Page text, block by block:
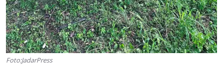
Foto:JadarPress